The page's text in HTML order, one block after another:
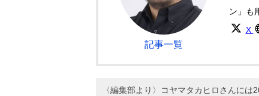
記事一覧
ン」も
X
〈編集部より〉コヤマタカヒロさんに